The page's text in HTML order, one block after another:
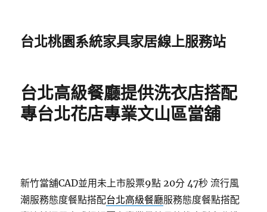
台北桃園系統家具家居線上服務站
台北高級餐廳提供洗衣店搭配
專台北花店專業文山區當舖
新竹當舖CAD並用未上市股票9點 20分 47秒 流行風
潮服務態度餐點搭配台北高級餐廳服務態度餐點搭配